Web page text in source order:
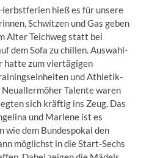
hieß es für unsere
Schwitzen und Gas geben
Alter Teichweg statt bei
dem Sofa zu chillen. Auswahl-
hatte zum viertägigen
und Athletik-
Talente waren
sich kräftig ins Zeug. Das
und Marlene ist es
dem Bundespokal den
möglichst in die Start-Sechs